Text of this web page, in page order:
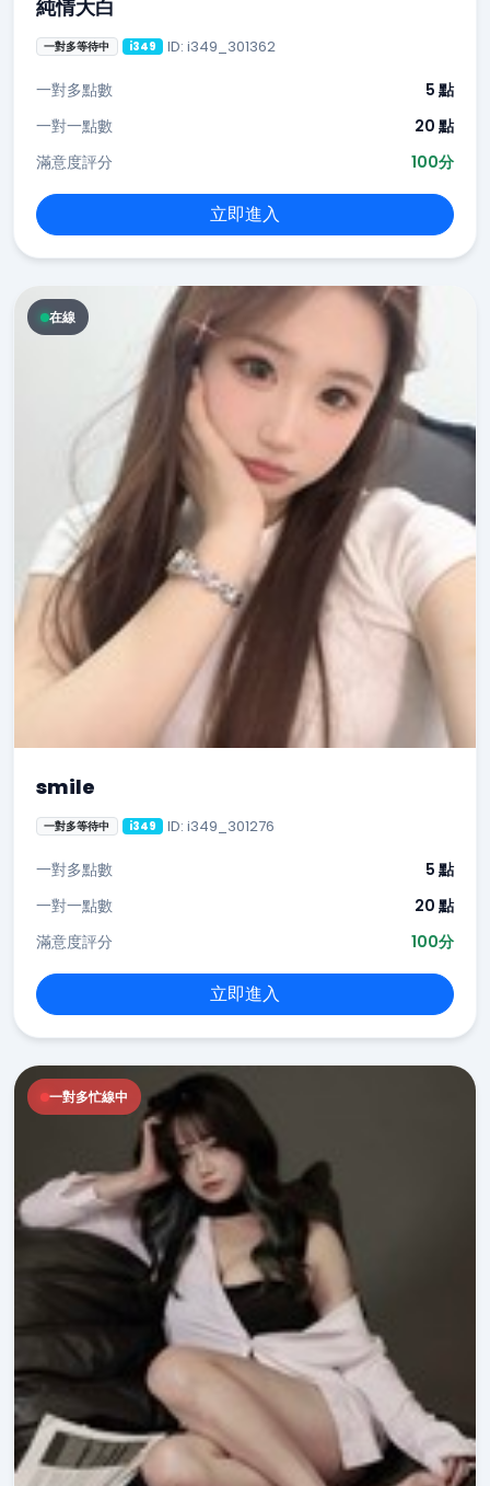
純情大白
一對多等待中 i349 ID: i349_301362
一對多點數
5 點
一對一點數
20 點
滿意度評分
100分
立即進入
在線
smile
一對多等待中 i349 ID: i349_301276
一對多點數
5 點
一對一點數
20 點
滿意度評分
100分
立即進入
一對多忙線中